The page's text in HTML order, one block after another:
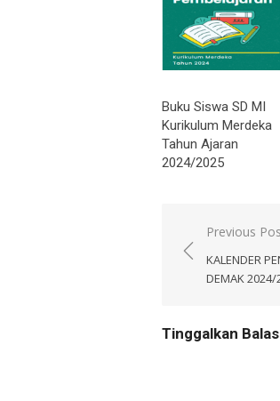
Buku Siswa SD MI
Kurikulum Merdeka
Tahun Ajaran
2024/2025
Navigasi
pos
Previous
KALENDER
DEMAK 2024/
Tinggalkan